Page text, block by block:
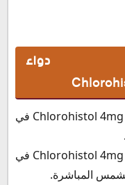
دواء
يحفظ ويخزن دواء كلوروهيستول منوم Chlorohistol 4mg في
يحفظ ويخزن دواء كلوروهيستول منوم Chlorohistol 4mg في
المباشرة.